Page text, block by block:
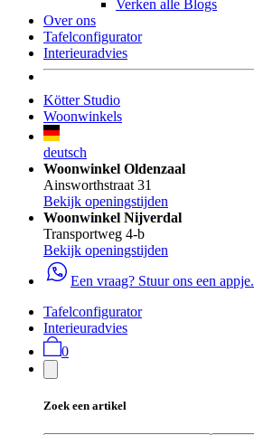
Verken alle Blogs
Over ons
Tafelconfigurator
Interieuradvies
Kötter Studio
Woonwinkels
deutsch
Woonwinkel Oldenzaal
Ainsworthstraat 31
Bekijk openingstijden
Woonwinkel Nijverdal
Transportweg 4-b
Bekijk openingstijden
Een vraag? Stuur ons een appje.
Tafelconfigurator
Interieuradvies
0
Zoek een artikel